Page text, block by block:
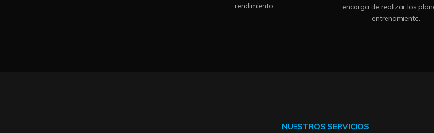
rendimiento.
encarga de realizar los
entrenamiento.
NUESTROS SERVICIOS